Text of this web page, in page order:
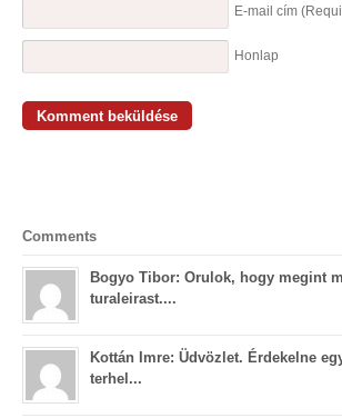
E-mail cím
Honlap
Comments
Bogyo Tibor: Orulok, hogy megint
turaleirast....
Kottán Imre: Üdvözlet. Érdekelne
terhel...